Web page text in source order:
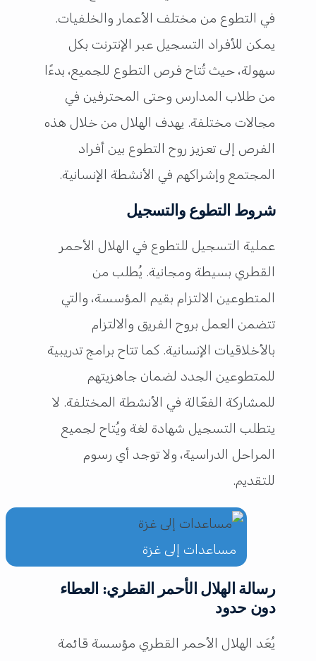
في التطوع من مختلف الأعمار والخلفيات.
يمكن للأفراد التسجيل عبر الإنترنت بكل
سهولة، حيث تُتاح فرص التطوع للجميع، بدءًا
من طلاب المدارس وحتى المحترفين في
مجالات مختلفة. يهدف الهلال من خلال هذه
الفرص إلى تعزيز روح التطوع بين أفراد
المجتمع وإشراكهم في الأنشطة الإنسانية.
شروط التطوع والتسجيل
عملية التسجيل للتطوع في الهلال الأحمر
القطري بسيطة ومجانية. يُطلب من
المتطوعين الالتزام بقيم المؤسسة، والتي
تتضمن العمل بروح الفريق والالتزام
بالأخلاقيات الإنسانية. كما تتاح برامج تدريبية
للمتطوعين الجدد لضمان جاهزيتهم
للمشاركة الفعّالة في الأنشطة المختلفة. لا
يتطلب التسجيل شهادة لغة ويُتاح لجميع
المراحل الدراسية، ولا توجد أي رسوم
للتقديم.
مساعدات إلى غزة
رسالة الهلال الأحمر القطري: العطاء
دون حدود
يُعَد الهلال الأحمر القطري مؤسسة قائمة